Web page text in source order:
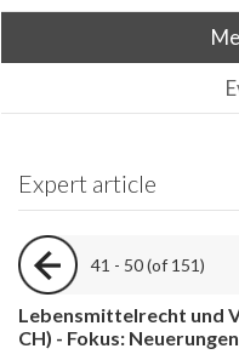
Expert article
41 - 50 (of 151)
Lebensmittelrecht und
CH) - Fokus: